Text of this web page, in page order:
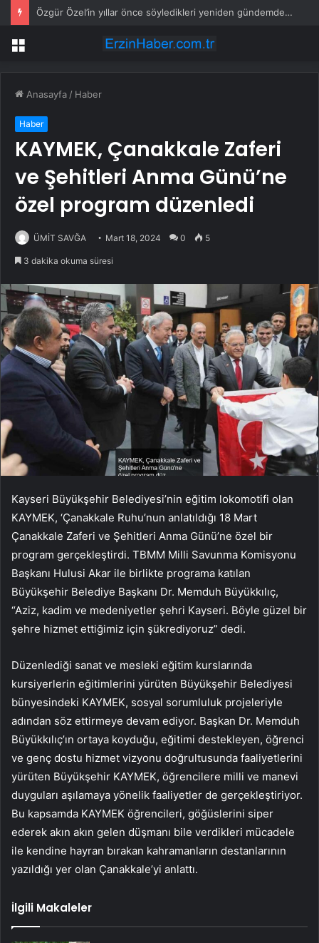
Özgür Özel’in yıllar önce söyledikleri yeniden gündemde! Kılıçdaroğlu’nu uzun uzun anlatmış
Menü
Anasayfa / Haber
Haber
KAYMEK, Çanakkale Zaferi
ve Şehitleri Anma Günü’ne
özel program düzenledi
ÜMİT SAVĞA Mart 18, 2024 0 5
3 dakika okuma süresi
Kayseri Büyükşehir Belediyesi’nin eğitim lokomotifi olan
KAYMEK, ‘Çanakkale Ruhu’nun anlatıldığı 18 Mart
Çanakkale Zaferi ve Şehitleri Anma Günü’ne özel bir
program gerçekleştirdi. TBMM Milli Savunma Komisyonu
Başkanı Hulusi Akar ile birlikte programa katılan
Büyükşehir Belediye Başkanı Dr. Memduh Büyükkılıç,
“Aziz, kadim ve medeniyetler şehri Kayseri. Böyle güzel bir
şehre hizmet ettiğimiz için şükrediyoruz” dedi.
Düzenlediği sanat ve mesleki eğitim kurslarında
kursiyerlerin eğitimlerini yürüten Büyükşehir Belediyesi
bünyesindeki KAYMEK, sosyal sorumluluk projeleriyle
adından söz ettirmeye devam ediyor. Başkan Dr. Memduh
Büyükkılıç’ın ortaya koyduğu, eğitimi destekleyen, öğrenci
ve genç dostu hizmet vizyonu doğrultusunda faaliyetlerini
yürüten Büyükşehir KAYMEK, öğrencilere milli ve manevi
duyguları aşılamaya yönelik faaliyetler de gerçekleştiriyor.
Bu kapsamda KAYMEK öğrencileri, göğüslerini siper
ederek akın akın gelen düşmanı bile verdikleri mücadele
ile kendine hayran bırakan kahramanların destanlarının
yazıldığı yer olan Çanakkale’yi anlattı.
İlgili Makaleler